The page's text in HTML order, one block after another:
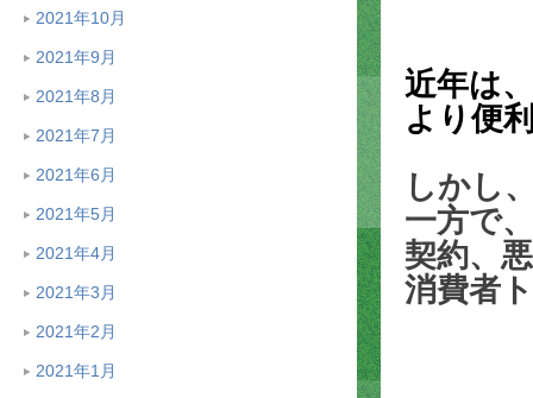
2021年10月
2021年9月
2021年8月
2021年7月
2021年6月
2021年5月
2021年4月
2021年3月
2021年2月
2021年1月
近年は
より便
しかし
一方で、
契約、
消費者